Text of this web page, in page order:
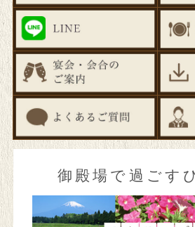
御殿場で過ごす
よくあるご質問
プライバシーポリシー
宿泊約款
会社案内
Language
日本語